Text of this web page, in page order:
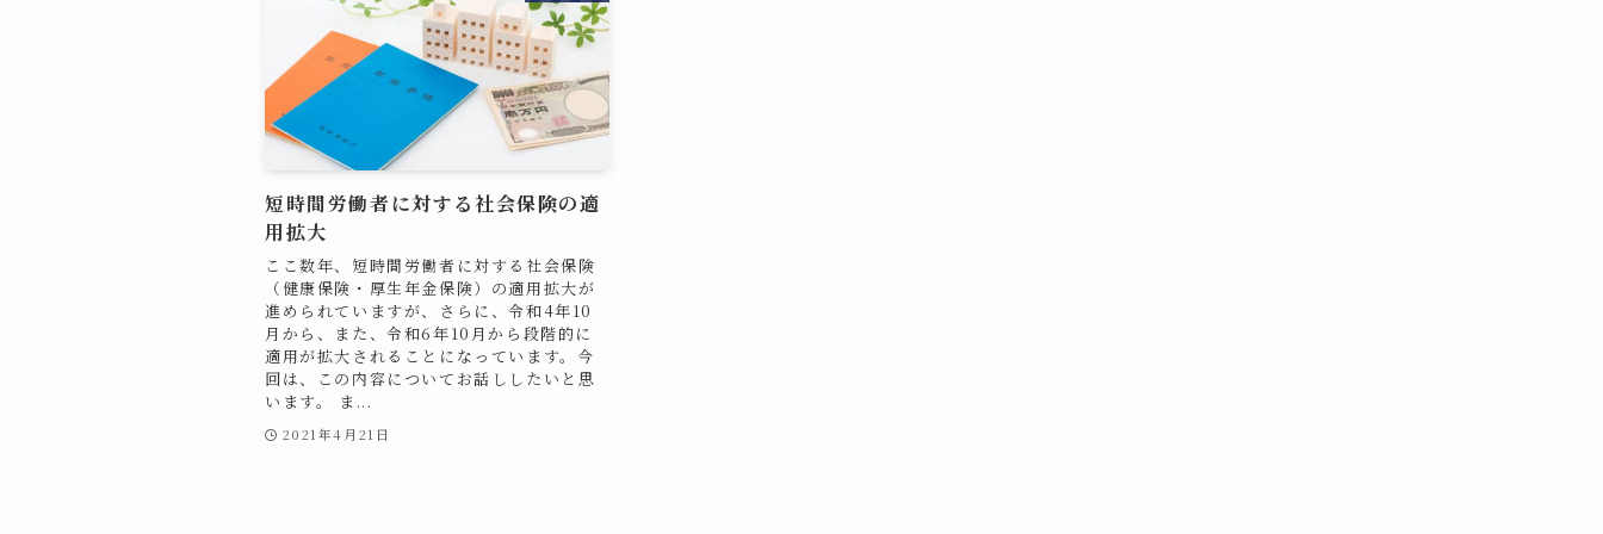
短時間労働者に対する社会保険の適
用拡大
ここ数年、短時間労働者に対する社会保険
（健康保険・厚生年金保険）の適用拡大が
進められていますが、さらに、令和4年10
月から、また、令和6年10月から段階的に
適用が拡大されることになっています。今
回は、この内容についてお話ししたいと思
います。 ま...
2021年4月21日